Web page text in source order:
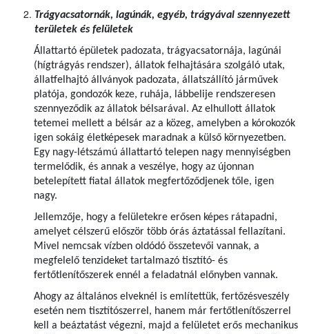
Trágyacsatornák, lagúnák, egyéb, trágyával szennyezett
területek és felületek
Állattartó épületek padozata, trágyacsatornája, lagúnái
(hígtrágyás rendszer), állatok felhajtására szolgáló utak,
állatfelhajtó állványok padozata, állatszállító járművek
platója, gondozók keze, ruhája, lábbelije rendszeresen
szennyeződik az állatok bélsarával. Az elhullott állatok
tetemei mellett a bélsár az a közeg, amelyben a kórokozók
igen sokáig életképesek maradnak a külső környezetben.
Egy nagy-létszámú állattartó telepen nagy mennyiségben
termelődik, és annak a veszélye, hogy az újonnan
betelepített fiatal állatok megfertőződjenek tőle, igen
nagy.
Jellemzője, hogy a felületekre erősen képes rátapadni,
amelyet célszerű először több órás áztatással fellazítani.
Mivel nemcsak vízben oldódó összetevői vannak, a
megfelelő tenzideket tartalmazó tisztító- és
fertőtlenítőszerek ennél a feladatnál előnyben vannak.
Ahogy az általános elveknél is említettük, fertőzésveszély
esetén nem tisztítószerrel, hanem már fertőtlenítőszerrel
kell a beáztatást végezni, majd a felületet erős mechanikus